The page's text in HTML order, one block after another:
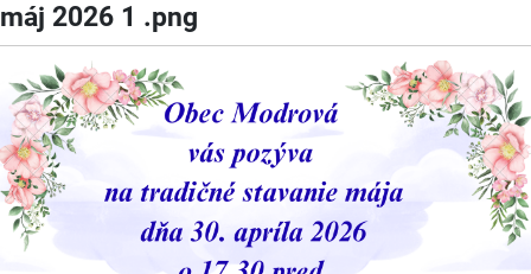
máj 2026 1 .png